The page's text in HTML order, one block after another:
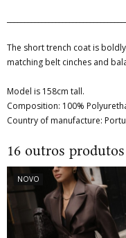
The short trench coat is
matching belt cinches and
Model is 158cm tall.
Composition: 100%
Country of manufacture:
16 outros
NOVO